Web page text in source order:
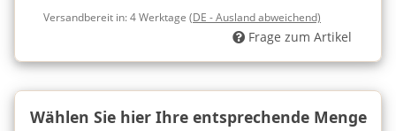
Versandbereit in:4 Werktage (DE - Ausland abweichend)
Frage zum Artikel
Wählen Sie hier Ihre entsprechende Menge